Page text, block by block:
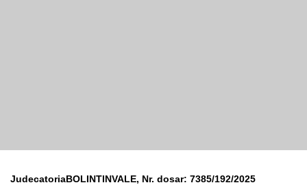
JudecatoriaBOLINTINVALE, Nr. dosar: 7385/192/2025